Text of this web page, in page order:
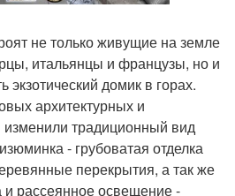
не только живущие на земле
итальянцы и французы, но и
домик в горах.
архитектурных и
традиционный вид
- грубоватая отделка
перекрытия, а так же
рассеянное освещение -